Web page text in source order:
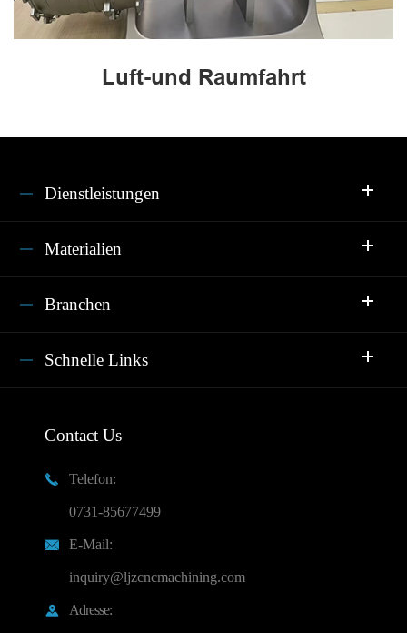
Luft-und Raumfahrt
Dienstleistungen
Materialien
Branchen
Schnelle Links
Contact Us

Telefon:
0731-85677499

E-Mail:
inquiry@ljzcncmachining.com

Adresse: